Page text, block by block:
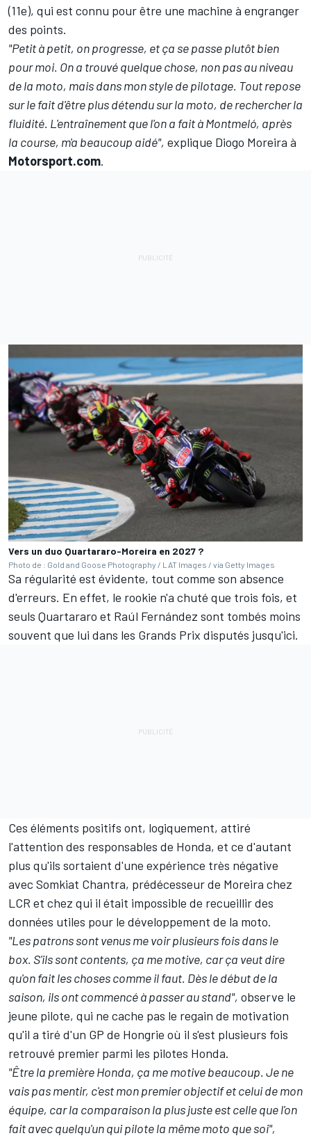
(11e), qui est connu pour être une machine à engranger
des points.
"Petit à petit, on progresse, et ça se passe plutôt bien
pour moi. On a trouvé quelque chose, non pas au niveau
de la moto, mais dans mon style de pilotage. Tout repose
sur le fait d'être plus détendu sur la moto, de rechercher la
fluidité. L'entraînement que l'on a fait à Montmeló, après
la course, m'a beaucoup aidé", explique Diogo Moreira à
Motorsport.com.
Vers un duo Quartararo-Moreira en 2027 ?
Photo de : Gold and Goose Photography / LAT Images / via Getty Images
Sa régularité est évidente, tout comme son absence
d'erreurs. En effet, le rookie n'a chuté que trois fois, et
seuls Quartararo et Raúl Fernández sont tombés moins
souvent que lui dans les Grands Prix disputés jusqu'ici.
Ces éléments positifs ont, logiquement, attiré
l'attention des responsables de Honda, et ce d'autant
plus qu'ils sortaient d'une expérience très négative
avec Somkiat Chantra, prédécesseur de Moreira chez
LCR et chez qui il était impossible de recueillir des
données utiles pour le développement de la moto.
"Les patrons sont venus me voir plusieurs fois dans le
box. S'ils sont contents, ça me motive, car ça veut dire
qu'on fait les choses comme il faut. Dès le début de la
saison, ils ont commencé à passer au stand", observe le
jeune pilote, qui ne cache pas le regain de motivation
qu'il a tiré d'un GP de Hongrie où il s'est plusieurs fois
retrouvé premier parmi les pilotes Honda.
"Être la première Honda, ça me motive beaucoup. Je ne
vais pas mentir, c'est mon premier objectif et celui de mon
équipe, car la comparaison la plus juste est celle que l'on
fait avec quelqu'un qui pilote la même moto que soi",